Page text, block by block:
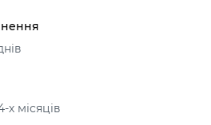
х місяців